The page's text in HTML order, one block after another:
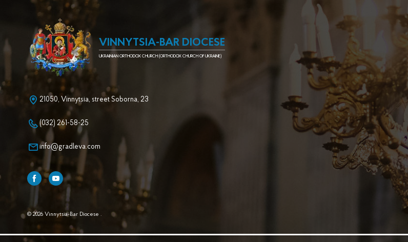
VINNYTSIA-BAR DIOCESE
UKRAINIAN ORTHODOX CHURCH (ORTHODOX CHURCH OF UKRAINE)
21050, Vinnytsia, street Soborna, 23
(032) 261-58-25
info@gradleva.com
© 2026 Vinnytsia-Bar Diocese .